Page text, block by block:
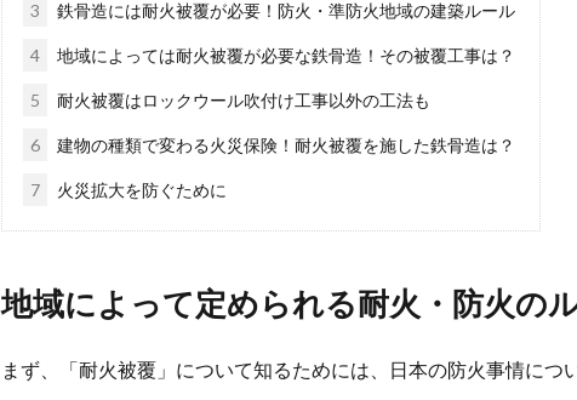
3 鉄骨造には耐火被覆が必要！防火・準防火地域の建築ルール
4 地域によっては耐火被覆が必要な鉄骨造！その被覆工事は？
5 耐火被覆はロックウール吹付け工事以外の工法も
6 建物の種類で変わる火災保険！耐火被覆を施した鉄骨造は？
7 火災拡大を防ぐために
地域によって定められる耐火・防火の
まず、「耐火被覆」について知るためには、日本の防火事情につ